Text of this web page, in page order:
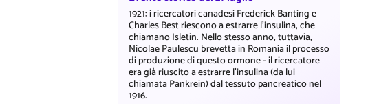
1921: i ricercatori canadesi Frederick Banting e
Charles Best riescono a estrarre l'insulina, che
chiamano Isletin. Nello stesso anno, tuttavia,
Nicolae Paulescu brevetta in Romania il processo
di produzione di questo ormone - il ricercatore
era già riuscito a estrarre l'insulina (da lui
chiamata Pankrein) dal tessuto pancreatico nel
1916.